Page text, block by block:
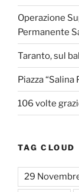
Operazione
Permanente
Taranto, sul
Piazza
106 volte
TAG CLOUD
29